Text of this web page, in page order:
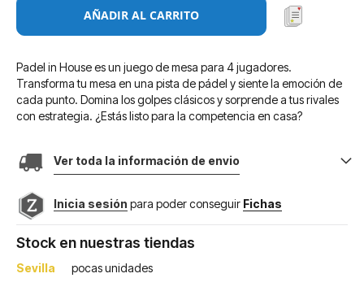
AÑADIR AL CARRITO
Padel in House es un juego de mesa para 4 jugadores.
Transforma tu mesa en una pista de pádel y siente la emoción de
cada punto. Domina los golpes clásicos y sorprende a tus rivales
con estrategia. ¿Estás listo para la competencia en casa?
Ver toda la información de envio
Inicia sesión para poder conseguir Fichas
Stock en nuestras tiendas
Sevilla pocas unidades